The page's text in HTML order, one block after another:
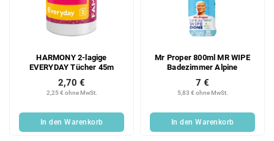
HARMONY 2-lagige
EVERYDAY Tücher 45m
2,25 € ohne MwSt.
2,70 €
In den Warenkorb
Mr Proper 800ml MR WIPE
Badezimmer Alpine
5,83 € ohne MwSt.
7 €
In den Warenkorb